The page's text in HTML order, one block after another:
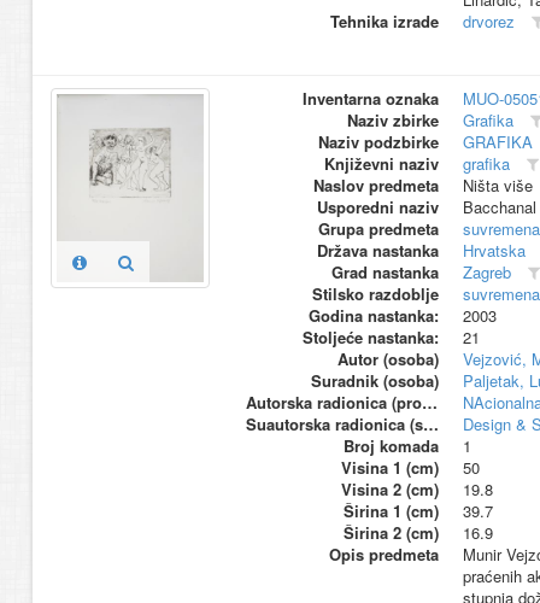
Tehnika izrade
drvorez
Inventarna oznaka
MUO-
Naziv zbirke
Grafika
Naziv podzbirke
GRAFIKA
Književni naziv
grafika
Naslov predmeta
Ništa više
Usporedni naziv
Bacchanal
Grupa predmeta
suvremena
Država nastanka
Hrvatska
Grad nastanka
Zagreb
Stilsko razdoblje
suvremena
Godina nastanka:
2003
Stoljeće nastanka:
21
Autor (osoba)
Vejzović,
Suradnik (osoba)
Paljetak,
Autorska radionica (proizvođač)
Suautorska radionica (suproizvođač)
Design &
Broj komada
1
Visina 1 (cm)
50
Visina 2 (cm)
19.8
Širina 1 (cm)
39.7
Širina 2 (cm)
16.9
Opis predmeta
Munir
praćenih
stupnja